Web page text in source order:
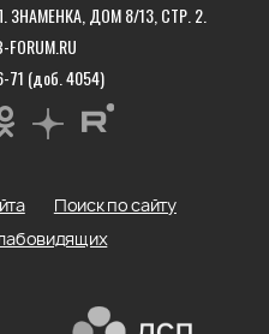
ЗНАМЕНКА, ДОМ 8/13, СТР. 2.
FORUM.RU
71 (доб. 4054)
Поиск по сайту